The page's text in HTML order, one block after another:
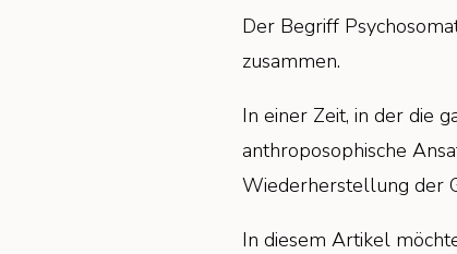
Der Begriff
zusammen.
In einer Zeit, in der die
anthroposophische
Wiederherstellung der
In diesem Artikel